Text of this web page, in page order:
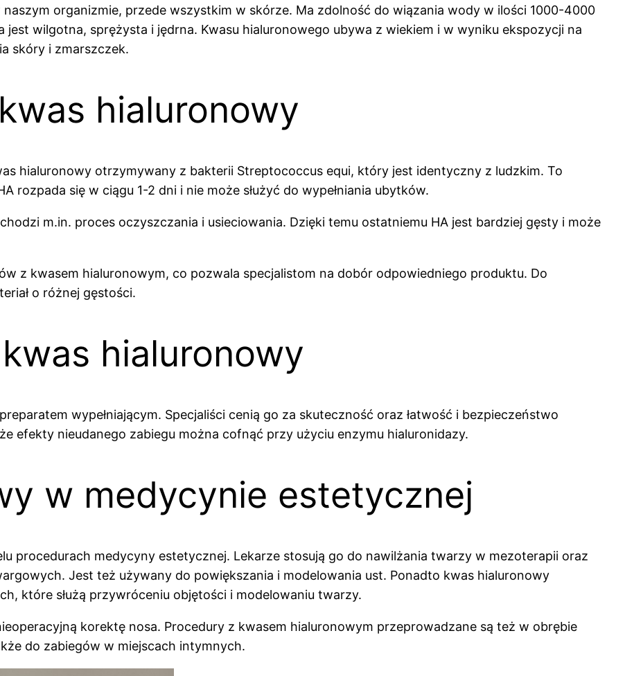
organizmie, przede wszystkim w skórze. Ma zdolność do wiązania wody w ilości 1000-4000
jest wilgotna, sprężysta i jędrna. Kwasu hialuronowego ubywa z wiekiem i w wyniku ekspozycji na
skóry i zmarszczek.
hialuronowy
hialuronowy otrzymywany z bakterii Streptococcus equi, który jest identyczny z ludzkim. To
rozpada się w ciągu 1-2 dni i nie może służyć do wypełniania ubytków.
m.in. proces oczyszczania i usieciowania. Dzięki temu ostatniemu HA jest bardziej gęsty i może
z kwasem hialuronowym, co pozwala specjalistom na dobór odpowiedniego produktu. Do
o różnej gęstości.
hialuronowy
wypełniającym. Specjaliści cenią go za skuteczność oraz łatwość i bezpieczeństwo
efekty nieudanego zabiegu można cofnąć przy użyciu enzymu hialuronidazy.
w medycynie estetycznej
procedurach medycyny estetycznej. Lekarze stosują go do nawilżania twarzy w mezoterapii oraz
Jest też używany do powiększania i modelowania ust. Ponadto kwas hialuronowy
które służą przywróceniu objętości i modelowaniu twarzy.
korektę nosa. Procedury z kwasem hialuronowym przeprowadzane są też w obrębie
do zabiegów w miejscach intymnych.